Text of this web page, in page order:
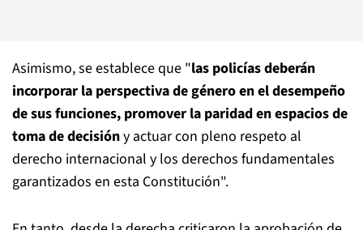
Asimismo, se establece que "las policías deberán
incorporar la perspectiva de género en el desempeño
de sus funciones, promover la paridad en espacios de
toma de decisióny actuar con pleno respeto al
derecho internacional y los derechos fundamentales
garantizados en esta Constitución".